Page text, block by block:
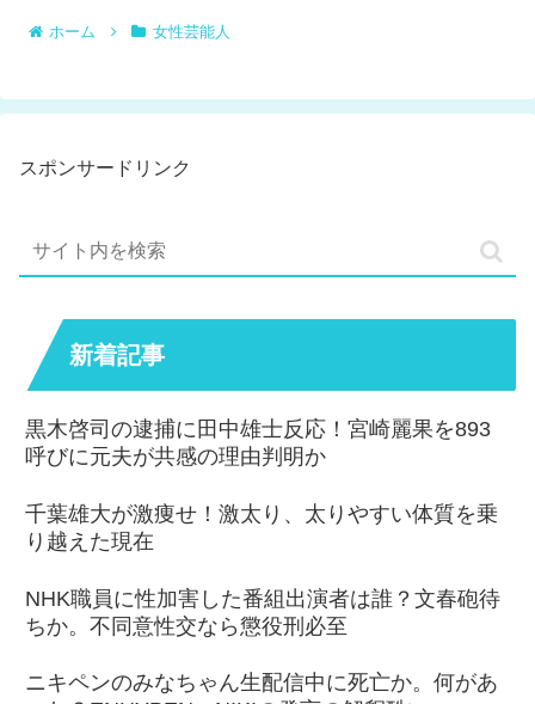
ホーム 女性芸能人
スポンサードリンク
新着記事
黒木啓司の逮捕に田中雄士反応！宮崎麗果を893
呼びに元夫が共感の理由判明か
千葉雄大が激痩せ！激太り、太りやすい体質を乗
り越えた現在
NHK職員に性加害した番組出演者は誰？文春砲待
ちか。不同意性交なら懲役刑必至
ニキペンのみなちゃん生配信中に死亡か。何があ